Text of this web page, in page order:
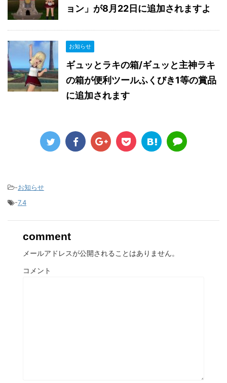
ョン」が8月22日に追加されますよ
お知らせ
ギュッとラキの箱/ギュッと主神ラキ
の箱が便利ツールふくびき1等の賞品
に追加されます
-お知らせ
-7.4
comment
メールアドレスが公開されることはありません。
コメント